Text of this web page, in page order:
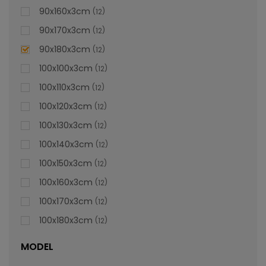
90x160x3cm 12
90x170x3cm 12
90x180x3cm 12
100x100x3cm 12
100x110x3cm 12
100x120x3cm 12
100x130x3cm 12
100x140x3cm 12
100x150x3cm 12
100x160x3cm 12
100x170x3cm 12
100x180x3cm 12
MODEL